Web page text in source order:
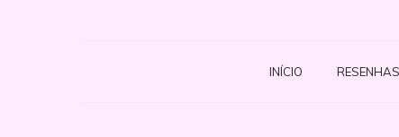
INÍCIO RESENHAS